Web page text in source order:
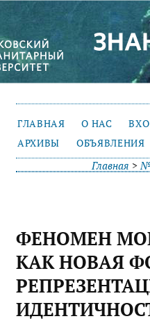
ГЛАВНАЯ О НАС
АРХИВЫ
ОБЪЯВЛЕНИЯ
Главная >№
ФЕНОМЕН
КАК НОВАЯ